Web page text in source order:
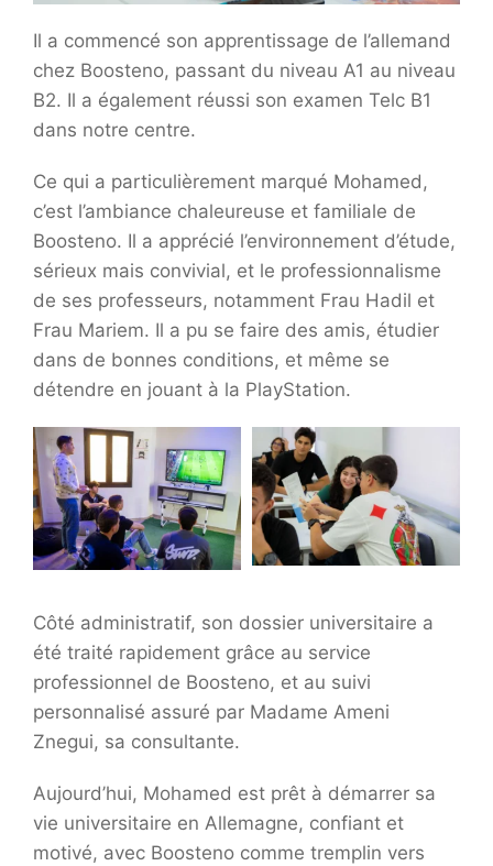
Il a commencé son apprentissage de l’allemand
chez Boosteno, passant du niveau A1 au niveau
B2. Il a également réussi son examen Telc B1
dans notre centre.
Ce qui a particulièrement marqué Mohamed,
c’est l’ambiance chaleureuse et familiale de
Boosteno. Il a apprécié l’environnement d’étude,
sérieux mais convivial, et le professionnalisme
de ses professeurs, notamment Frau Hadil et
Frau Mariem. Il a pu se faire des amis, étudier
dans de bonnes conditions, et même se
détendre en jouant à la PlayStation.
Côté administratif, son dossier universitaire a
été traité rapidement grâce au service
professionnel de Boosteno, et au suivi
personnalisé assuré par Madame Ameni
Znegui, sa consultante.
Aujourd’hui, Mohamed est prêt à démarrer sa
vie universitaire en Allemagne, confiant et
motivé, avec Boosteno comme tremplin vers